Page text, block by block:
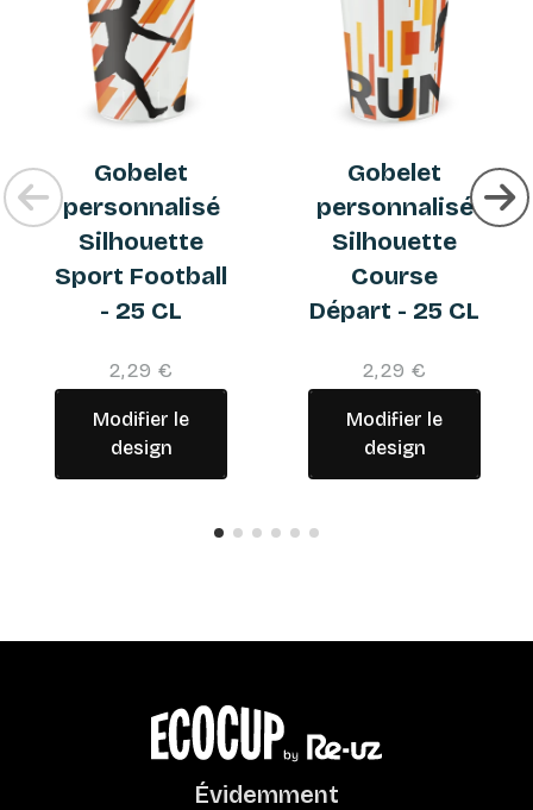
Gobelet
personnalisé
Silhouette
Sport Football
- 25 CL
2,29 €
Modifier le
design
Gobelet
personnalisé
Silhouette
Course
Départ - 25 CL
2,29 €
Modifier le
design
Évidemment